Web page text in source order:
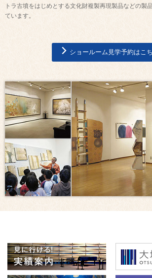
トラ古墳をはじめとする文化財複製再現製品などの製
ています。
ショールーム見学予約はこ